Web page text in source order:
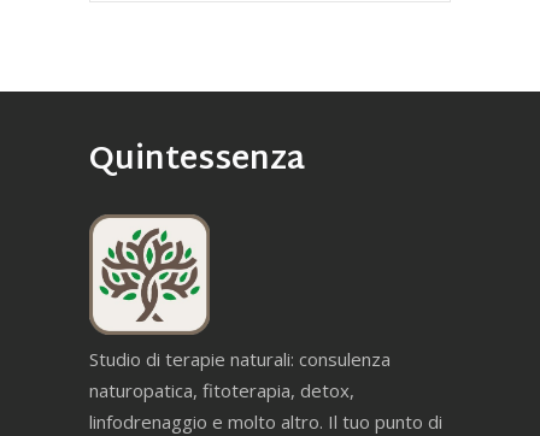
Quintessenza
Studio di terapie naturali: consulenza
naturopatica, fitoterapia, detox,
linfodrenaggio e molto altro. Il tuo punto di